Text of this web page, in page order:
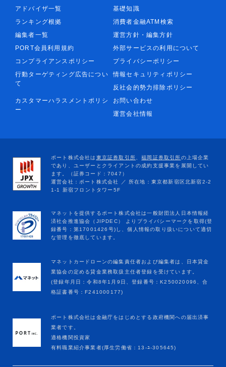
アドバイザ一覧
基礎知識
ランキング根拠
消費者金融ATM検索
編集者一覧
運営方針・編集方針
PORT会員利用規約
外部サービスの利用について
コンプライアンスポリシー
プライバシーポリシー
行動ターゲティング広告につい
て
情報セキュリティポリシー
反社会的勢力排除ポリシー
カスタマーハラスメントポリシ
ー
お問い合わせ
運営会社情報
マネットカードローンの編集責任者および編集者は、日本貸金
業協会の定める貸金業務取扱主任者登録を受けています。
(登録年月日：令和8年1月9日、登録番号：K250020096、合
格証書番号：F241000177)
ポート株式会社は金融庁をはじめとする政府機関への届出済事
業者です。
適格機関投資家
有料職業紹介事業者(厚生労働省：13-ﾕ-305645)